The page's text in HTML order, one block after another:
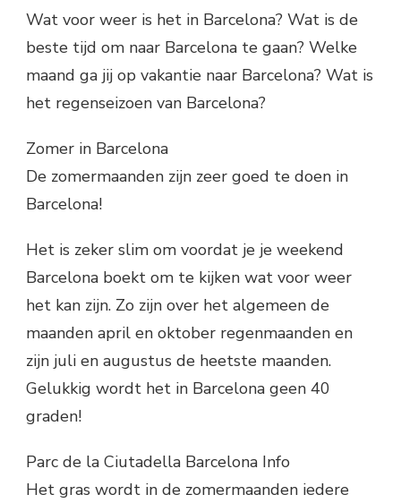
Wat voor weer is het in Barcelona? Wat is de
beste tijd om naar Barcelona te gaan? Welke
maand ga jij op vakantie naar Barcelona? Wat is
het regenseizoen van Barcelona?
Zomer in Barcelona
De zomermaanden zijn zeer goed te doen in
Barcelona!
Het is zeker slim om voordat je je weekend
Barcelona boekt om te kijken wat voor weer
het kan zijn. Zo zijn over het algemeen de
maanden april en oktober regenmaanden en
zijn juli en augustus de heetste maanden.
Gelukkig wordt het in Barcelona geen 40
graden!
Parc de la Ciutadella Barcelona Info
Het gras wordt in de zomermaanden iedere